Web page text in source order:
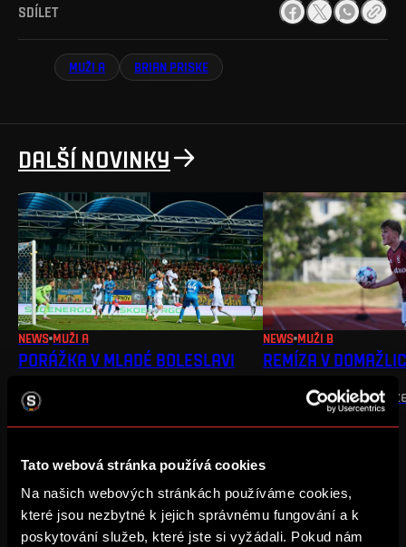
Tato webová stránka používá cookies
Na našich webových stránkách používáme cookies,
které jsou nezbytné k jejich správnému fungování a k
poskytování služeb, které jste si vyžádali. Pokud nám
SDÍLET
MUŽI A BRIAN PRISKE
DALŠÍ NOVINKY
NEWS MUŽI A
PORÁŽKA V MLADÉ BOLESLAVI
Ve venkovním utkání jsme prohráli
0:2
NEWS MUŽI B
REMÍZA V
Na úvod ligy bere